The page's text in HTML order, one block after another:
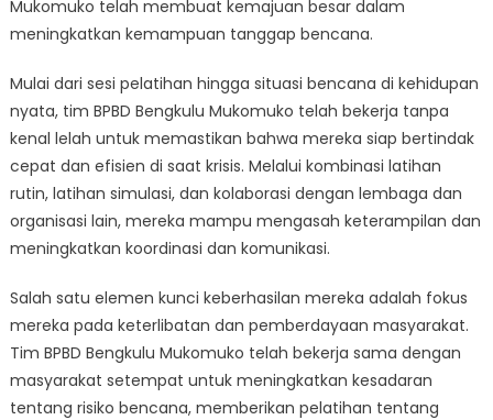
Mukomuko
Nyawa
Mukomuko telah membuat kemajuan besar dalam
meningkatkan kemampuan tanggap bencana.
Mulai dari sesi pelatihan hingga situasi bencana di kehidupan
nyata, tim BPBD Bengkulu Mukomuko telah bekerja tanpa
kenal lelah untuk memastikan bahwa mereka siap bertindak
cepat dan efisien di saat krisis. Melalui kombinasi latihan
rutin, latihan simulasi, dan kolaborasi dengan lembaga dan
organisasi lain, mereka mampu mengasah keterampilan dan
meningkatkan koordinasi dan komunikasi.
Salah satu elemen kunci keberhasilan mereka adalah fokus
mereka pada keterlibatan dan pemberdayaan masyarakat.
Tim BPBD Bengkulu Mukomuko telah bekerja sama dengan
masyarakat setempat untuk meningkatkan kesadaran
tentang risiko bencana, memberikan pelatihan tentang